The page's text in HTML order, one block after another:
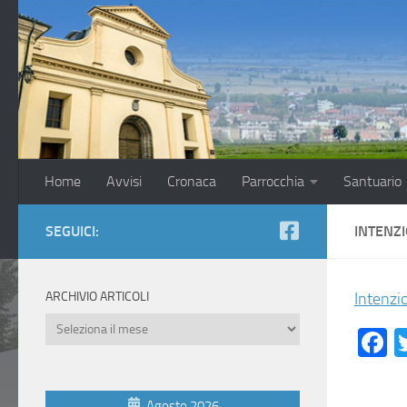
Salta al contenuto
Home Avvisi Cronaca Parrocchia Santuario
SEGUICI:
ARCHIVIO ARTICOLI
Archivio